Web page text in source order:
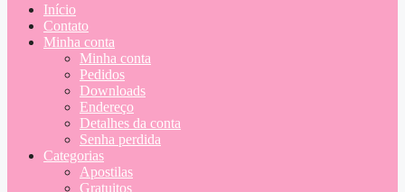
Início
Contato
Minha conta
Minha conta
Pedidos
Downloads
Endereço
Detalhes da conta
Senha perdida
Categorias
Apostilas
Gratuitos